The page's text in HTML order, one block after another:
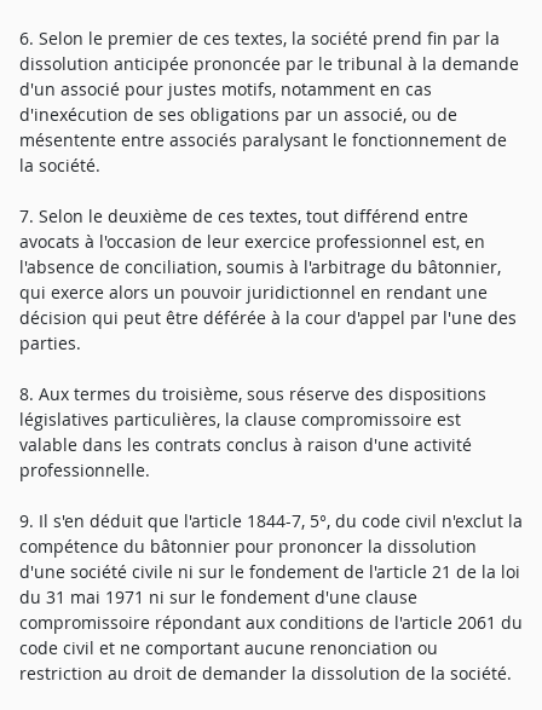
6. Selon le premier de ces textes, la société prend fin par la
dissolution anticipée prononcée par le tribunal à la demande
d'un associé pour justes motifs, notamment en cas
d'inexécution de ses obligations par un associé, ou de
mésentente entre associés paralysant le fonctionnement de
la société.
7. Selon le deuxième de ces textes, tout différend entre
avocats à l'occasion de leur exercice professionnel est, en
l'absence de conciliation, soumis à l'arbitrage du bâtonnier,
qui exerce alors un pouvoir juridictionnel en rendant une
décision qui peut être déférée à la cour d'appel par l'une des
parties.
8. Aux termes du troisième, sous réserve des dispositions
législatives particulières, la clause compromissoire est
valable dans les contrats conclus à raison d'une activité
professionnelle.
9. Il s'en déduit que l'article 1844-7, 5°, du code civil n'exclut la
compétence du bâtonnier pour prononcer la dissolution
d'une société civile ni sur le fondement de l'article 21 de la loi
du 31 mai 1971 ni sur le fondement d'une clause
compromissoire répondant aux conditions de l'article 2061 du
code civil et ne comportant aucune renonciation ou
restriction au droit de demander la dissolution de la société.